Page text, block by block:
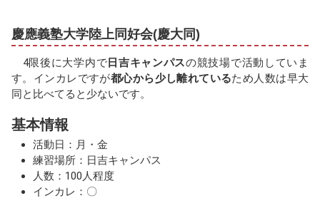
慶應義塾大学陸上同好会(慶大同)
4限後に大学内で 日吉キャンパスの競技場で活動していま
す。インカレですが都心から少し離れているため人数は早大
同と比べてると少ないです。
基本情報
活動日：月・金
練習場所：日吉キャンパス
人数：100人程度
インカレ：〇